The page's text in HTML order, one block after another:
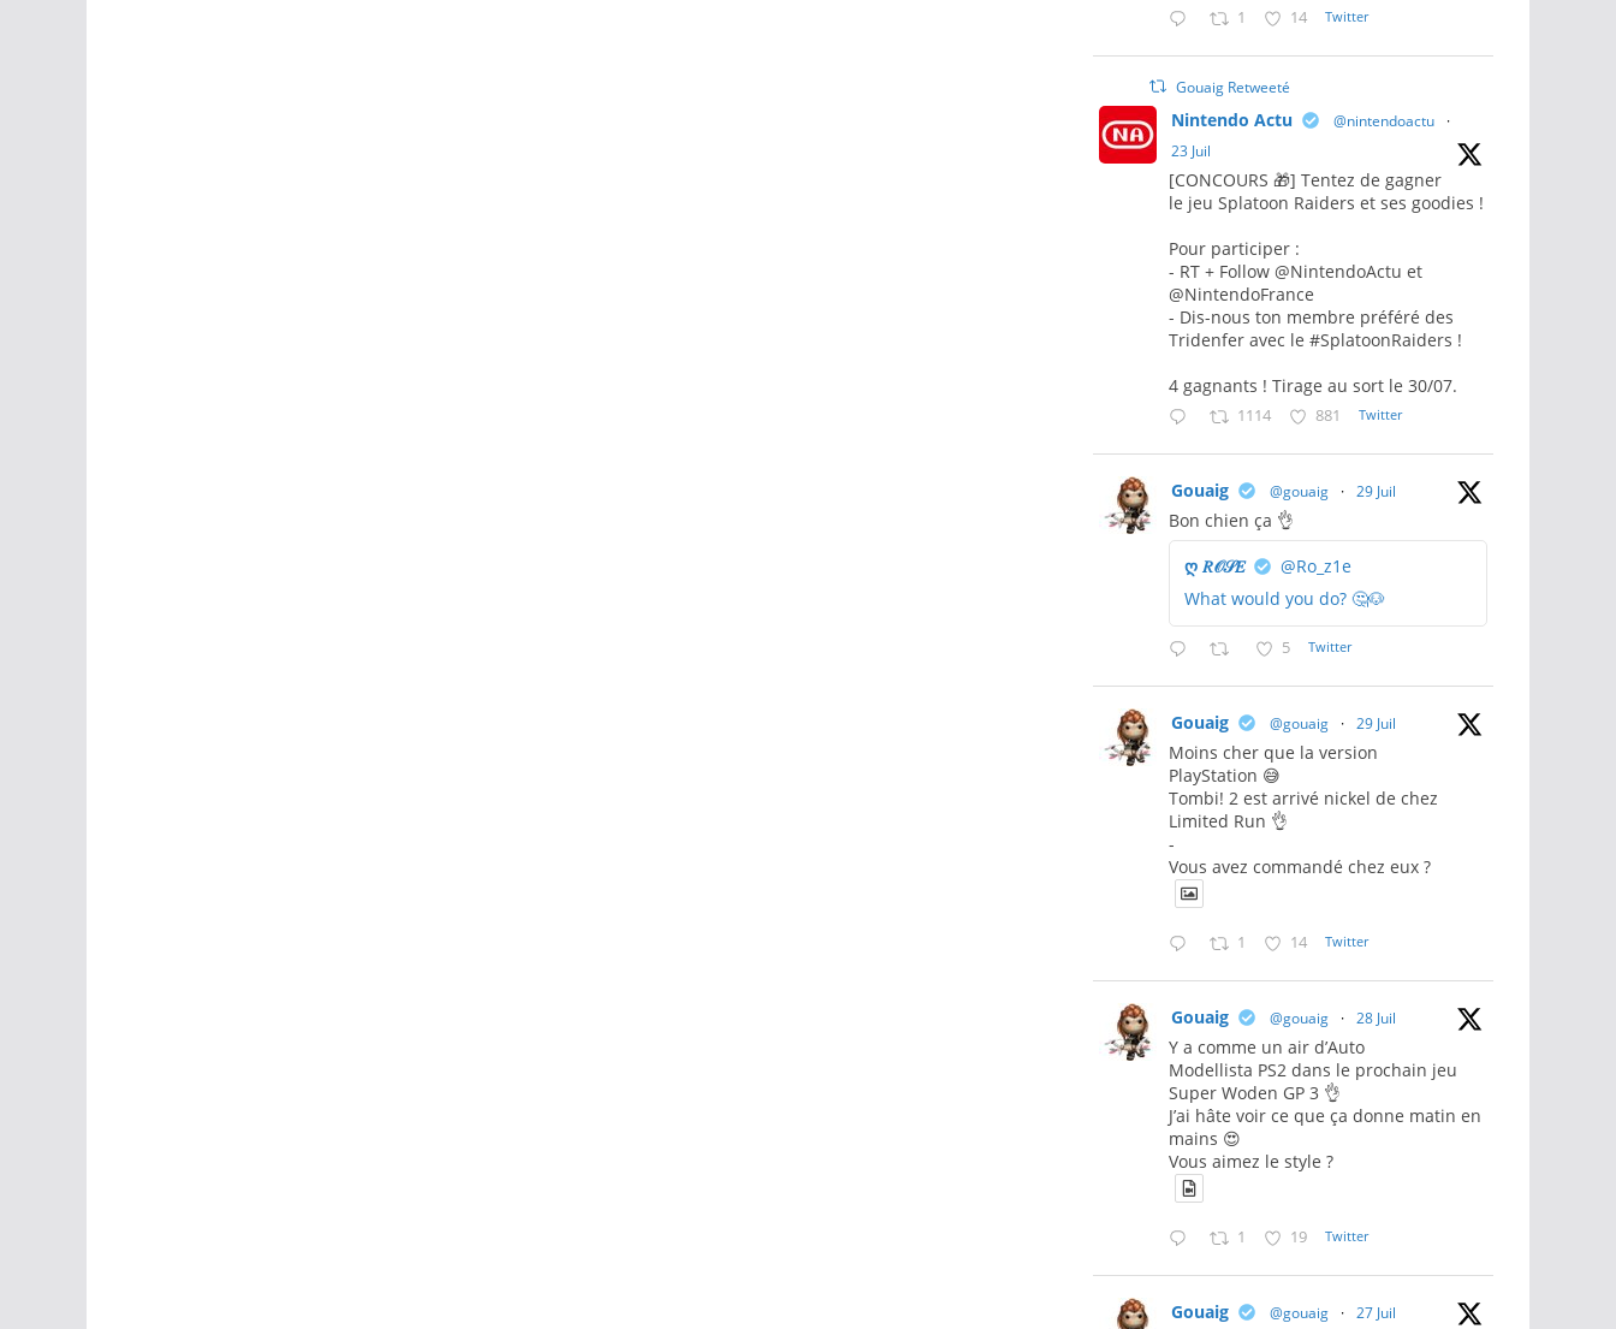
1 14 Twitter
Gouaig Retweeté
Nintendo Actu @nintendoactu
·
23 Juil
[CONCOURS 🎁] Tentez de gagner
le jeu Splatoon Raiders et ses goodies !
Pour participer :
- RT + Follow @NintendoActu et
@NintendoFrance
- Dis-nous ton membre préféré des
Tridenfer avec le #SplatoonRaiders !
4 gagnants ! Tirage au sort le 30/07.
1114 881 Twitter
Gouaig @gouaig · 29 Juil
Bon chien ça 👌
ღ 𝑅𝒪𝒮𝐸
@Ro_z1e
What would you do? 🤔🐶
5 Twitter
Gouaig @gouaig · 29 Juil
Moins cher que la version
PlayStation 😅
Tombi! 2 est arrivé nickel de chez
Limited Run 👌
-
Vous avez commandé chez eux ?
1 14 Twitter
Gouaig @gouaig · 28 Juil
Y a comme un air d’Auto
Modellista PS2 dans le prochain jeu
Super Woden GP 3 👌
J’ai hâte voir ce que ça donne matin en
mains 😍
Vous aimez le style ?
1 19 Twitter
Gouaig @gouaig · 27 Juil